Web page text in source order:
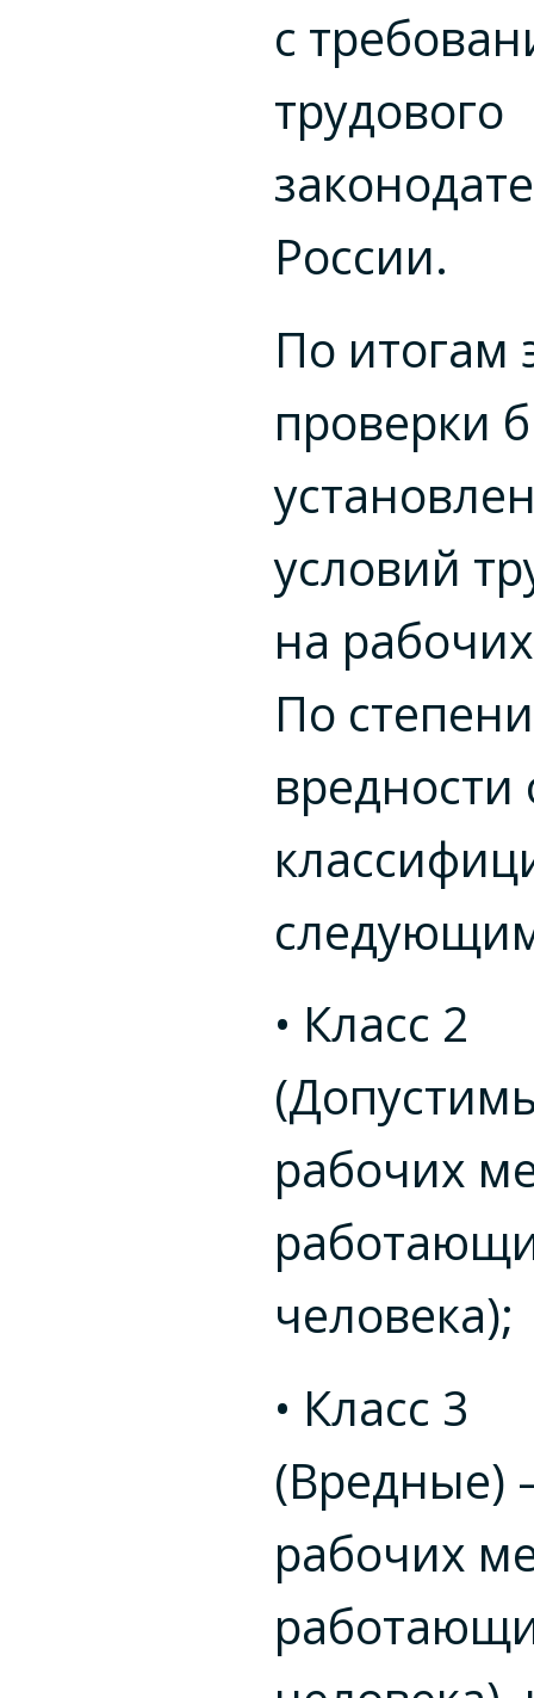
с
трудового
России.
По итогам
проверки
условий
на
По степени
• Класс 2
рабочих
человека);
• Класс 3
(Вредные)
рабочих